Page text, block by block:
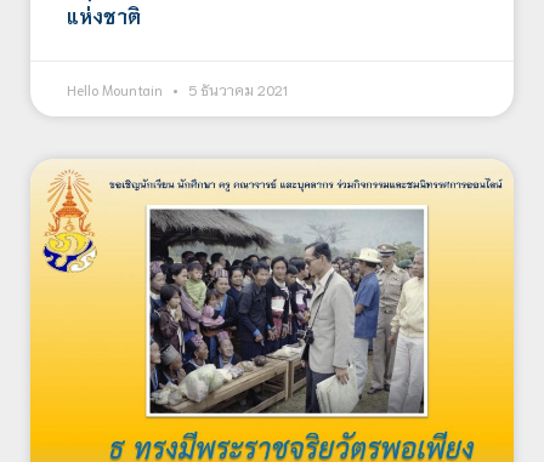
แห่งชาติ
Hello Mountain 5 ธันวาคม 2021